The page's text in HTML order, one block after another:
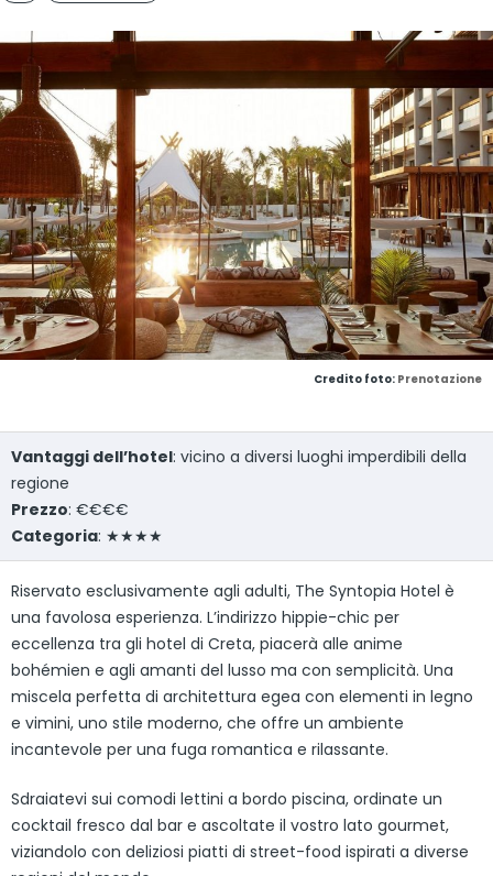
Credito foto: Prenotazione
Vantaggi dell’hotel: vicino a diversi luoghi imperdibili della
regione
Prezzo: €€€€
Categoria: ★★★★
Riservato esclusivamente agli adulti, The Syntopia Hotel è
una favolosa esperienza. L’indirizzo hippie-chic per
eccellenza tra gli hotel di Creta, piacerà alle anime
bohémien e agli amanti del lusso ma con semplicità. Una
miscela perfetta di architettura egea con elementi in legno
e vimini, uno stile moderno, che offre un ambiente
incantevole per una fuga romantica e rilassante.
Sdraiatevi sui comodi lettini a bordo piscina, ordinate un
cocktail fresco dal bar e ascoltate il vostro lato gourmet,
viziandolo con deliziosi piatti di street-food ispirati a diverse